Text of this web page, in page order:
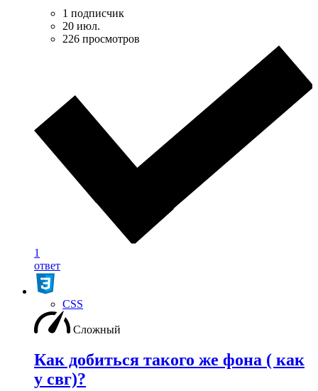
1 подписчик
20 июл.
226 просмотров
1
ответ
CSS
Сложный
Как добиться такого же фона ( как
у свг)?